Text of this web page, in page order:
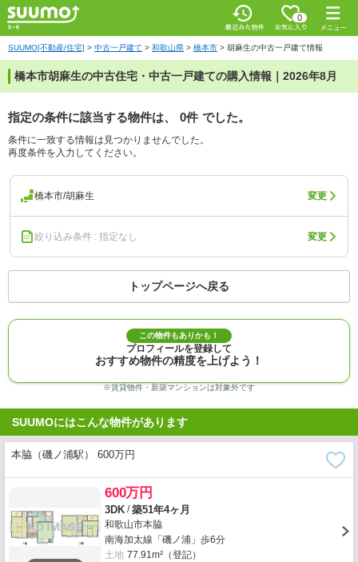
0
SUUMO[不動産/住宅] > 中古一戸建て > 和歌山県 > 橋本市 > 胡麻生の中古一戸建て情報
橋本市胡麻生の中古住宅・中古一戸建ての購入情報｜2026年8月
指定の条件に該当する物件は、 0件 でした。
条件に一致する情報は見つかりませんでした。
再度条件を入力してください。
橋本市/胡麻生 変更
絞り込み条件 : 指定なし 変更
トップページへ戻る
この物件もありかも！
プロフィールを登録して
おすすめ物件の精度を上げよう！
※賃貸物件・新築マンションは対象外です
SUUMOにはこんな物件があります
本脇（磯ノ浦駅） 600万円
600万円
3DK /築51年4ヶ月
和歌山市本脇
南海加太線「磯ノ浦」歩6分
土地 77.91m²（登記）